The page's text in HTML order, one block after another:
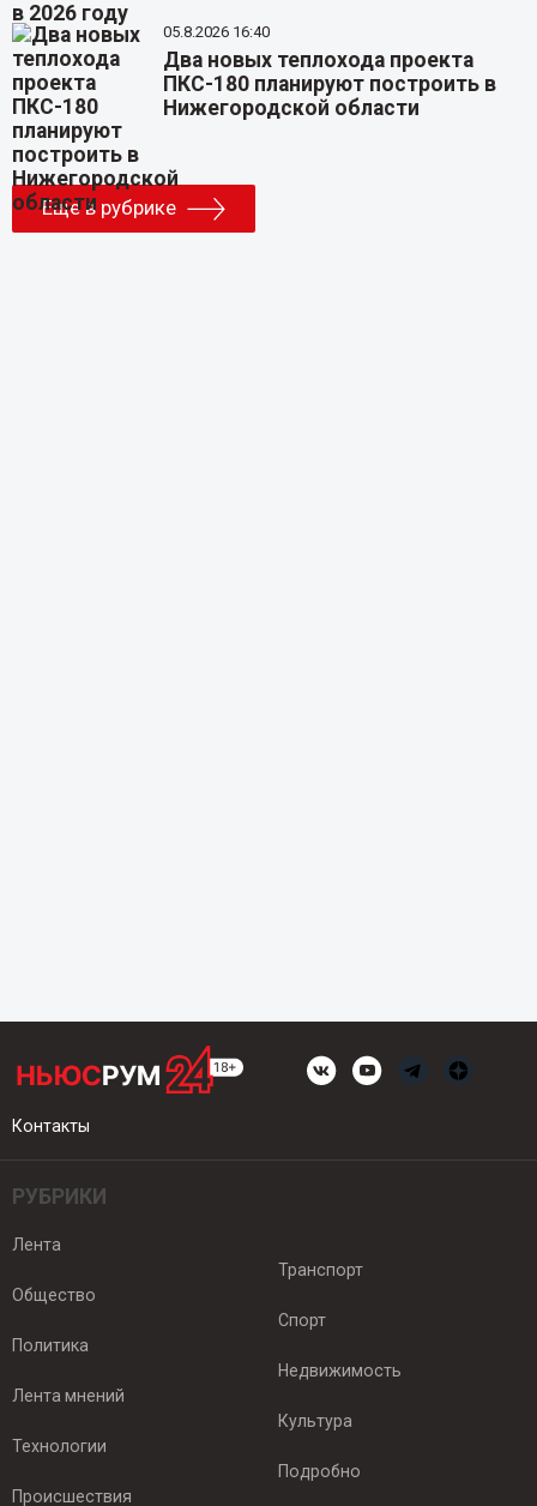
05.8.2026 16:40
Два новых теплохода проекта
ПКС-180 планируют построить в
Нижегородской области
Еще в рубрике
Контакты
РУБРИКИ
Лента
Общество
Политика
Лента мнений
Технологии
Происшествия
Транспорт
Спорт
Недвижимость
Культура
Подробно